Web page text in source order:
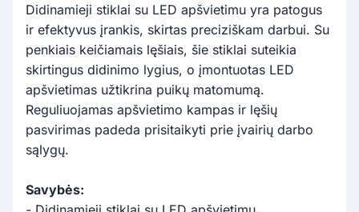
Didinamieji stiklai su LED apšvietimu yra patogus
ir efektyvus įrankis, skirtas preciziškam darbui. Su
penkiais keičiamais lęšiais, šie stiklai suteikia
skirtingus didinimo lygius, o įmontuotas LED
apšvietimas užtikrina puikų matomumą.
Reguliuojamas apšvietimo kampas ir lęšių
pasvirimas padeda prisitaikyti prie įvairių darbo
sąlygų.
Savybės: